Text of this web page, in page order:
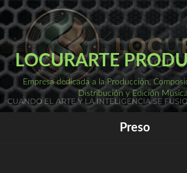
Saltar
al
contenido
LOCURARTE
Empresa dedicada a la Producción,
Distribución y Edición
Preso